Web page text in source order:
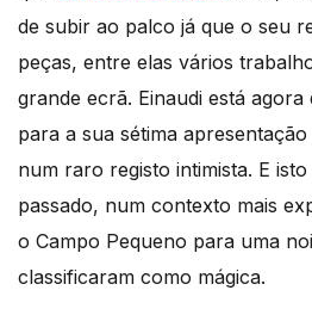
de subir ao palco já que o seu
peças, entre elas vários
grande ecrã. Einaudi está
para a sua sétima
num raro registo intimista. E
passado, num contexto mais
o Campo Pequeno para uma
classificaram como mágica.